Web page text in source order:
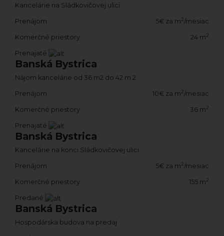
Kancelárie na Sládkovičovej ulici.
Prenájom 5€ za m2/mesiac
Komerčné priestory 24 m2
Prenajaté
Banská Bystrica
Nájom kancelárie od 36 m2 do 42 m 2
Prenájom 10€ za m2/mesiac
Komerčné priestory 36 m2
Prenajaté
Banská Bystrica
Kancelárie na konci Sládkovičovej ulici
Prenájom 5€ za m2/mesiac
Komerčné priestory 155 m2
Predané
Banská Bystrica
Hospodárska budova na predaj